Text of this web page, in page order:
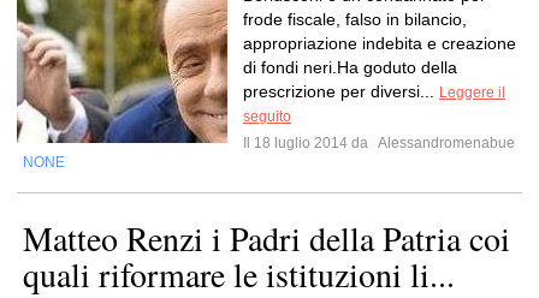
frode fiscale, falso in bilancio,
appropriazione indebita e creazione
di fondi neri.Ha goduto della
prescrizione per diversi...
Leggere il
seguito
Il 18 luglio 2014 da Alessandromenabue
NONE
Matteo Renzi i Padri della Patria coi
quali riformare le istituzioni li...